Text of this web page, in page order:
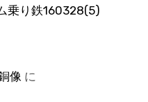
乗り鉄160328(5)
像 に